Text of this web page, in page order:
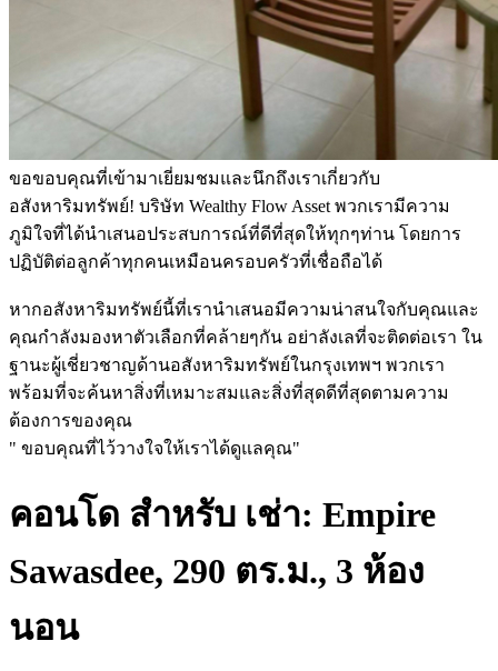
ขอขอบคุณที่เข้ามาเยี่ยมชมและนึกถึงเราเกี่ยวกับ
อสังหาริมทรัพย์! บริษัท Wealthy Flow Asset พวกเรามีความ
ภูมิใจที่ได้นำเสนอประสบการณ์ที่ดีที่สุดให้ทุกๆท่าน โดยการ
ปฏิบัติต่อลูกค้าทุกคนเหมือนครอบครัวที่เชื่อถือได้
หากอสังหาริมทรัพย์นี้ที่เรานำเสนอมีความน่าสนใจกับคุณและ
คุณกำลังมองหาตัวเลือกที่คล้ายๆกัน อย่าลังเลที่จะติดต่อเรา ใน
ฐานะผู้เชี่ยวชาญด้านอสังหาริมทรัพย์ในกรุงเทพฯ พวกเรา
พร้อมที่จะค้นหาสิ่งที่เหมาะสมและสิ่งที่สุดดีที่สุดตามความ
ต้องการของคุณ
" ขอบคุณที่ไว้วางใจให้เราได้ดูแลคุณ"
คอนโด สำหรับ เช่า: Empire
Sawasdee, 290 ตร.ม., 3 ห้อง
นอน